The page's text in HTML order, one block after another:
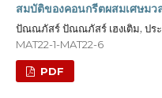
สมบัติของคอนกรีตผสมเศษมว
ปัณณภัสร์ ปัณณภัสร์ เฮงเติม, ปร
MAT22-1-MAT22-6
PDF